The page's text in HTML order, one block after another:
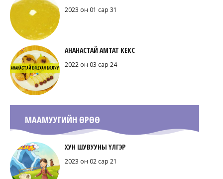
2023 он 01 сар 31
АНАНАСТАЙ АМТАТ КЕКС
2022 он 03 сар 24
МААМУУГИЙН ӨРӨӨ
ХУН ШУВУУНЫ ҮЛГЭР
2023 он 02 сар 21